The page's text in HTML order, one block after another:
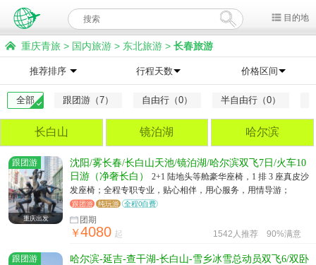
目的地
重庆青旅 > 国内旅游 > 东北旅游 > 长春旅游
推荐排序 行程天数 价格区间
全部 跟团游（7） 自由行（0） 半自由行（0）
长白山 镜泊湖 哈尔滨
跟团游
重庆出发
沈阳/雾长春/长白山天池/镜泊湖/哈尔滨双飞7日/火车10
日游（净奢长白）
2+1 陆地头等舱豪华座椅，1 排 3 座真皮沙
发座椅；全程专职专业，贴心相伴，用心服务，用情导游；
跟团游 纯玩游 全程0自费
团期
￥4080 起 1542人推荐 90%满意
跟团游
哈尔滨-延吉-查干湖-长白山-雪乡冰雪总动员双飞6/双卧